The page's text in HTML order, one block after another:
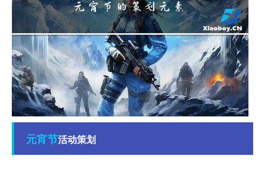
元宵节活动策划